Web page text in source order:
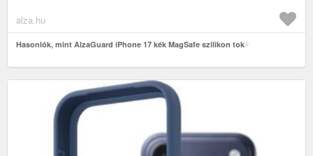
alza.hu
Hasonlók, mint AlzaGuard iPhone 17 kék MagSafe szilikon tok